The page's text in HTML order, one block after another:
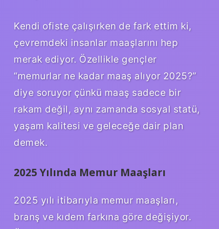
Kendi ofiste çalışırken de fark ettim ki,
çevremdeki insanlar maaşlarını hep
merak ediyor. Özellikle gençler
“memurlar ne kadar maaş alıyor 2025?”
diye soruyor çünkü maaş sadece bir
rakam değil, aynı zamanda sosyal statü,
yaşam kalitesi ve geleceğe dair plan
demek.
2025 Yılında Memur Maaşları
2025 yılı itibarıyla memur maaşları,
branş ve kıdem farkına göre değişiyor.